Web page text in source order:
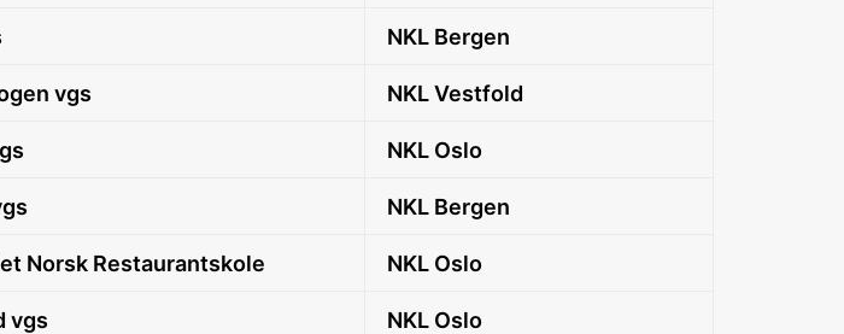
NKL Bergen
vgs NKL Vestfold
NKL Oslo
NKL Bergen
Norsk Restaurantskole NKL Oslo
vgs NKL Oslo